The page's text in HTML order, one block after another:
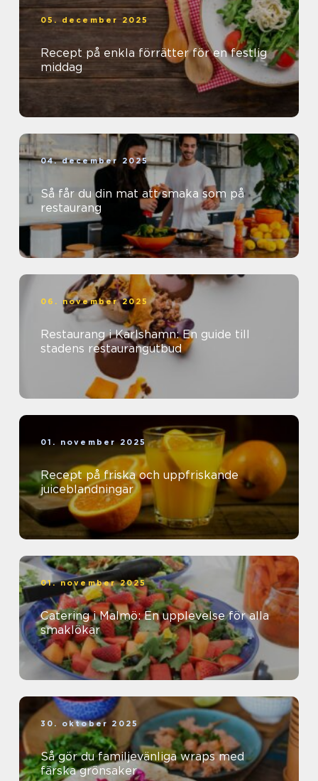
05. december 2025
Recept på enkla förrätter för en festlig
middag
04. december 2025
Så får du din mat att smaka som på
restaurang
06. november 2025
Restaurang i Karlshamn: En guide till
stadens restaurangutbud
01. november 2025
Recept på friska och uppfriskande
juiceblandningar
01. november 2025
Catering i Malmö: En upplevelse för alla
smaklökar
30. oktober 2025
Så gör du familjevänliga wraps med
färska grönsaker